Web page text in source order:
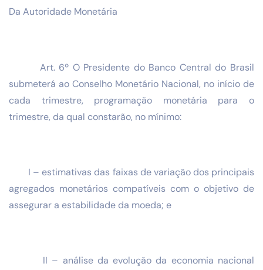
Da Autoridade Monetária
Art. 6º O Presidente do Banco Central do Brasil
submeterá ao Conselho Monetário Nacional, no início de
cada trimestre, programação monetária para o
trimestre, da qual constarão, no mínimo:
I – estimativas das faixas de variação dos principais
agregados monetários compatíveis com o objetivo de
assegurar a estabilidade da moeda; e
II – análise da evolução da economia nacional